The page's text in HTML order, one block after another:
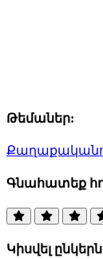
Թեմաներ:
Գնահատեք
Կիսվել